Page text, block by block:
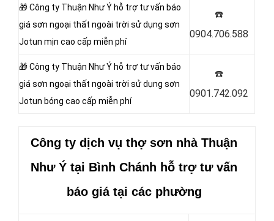
🎁 Công ty Thuận Như Ý hỗ trợ tư vấn báo
giá sơn ngoại thất ngoài trời sử dụng sơn
Jotun mịn cao cấp miễn phí
☎️
0904.706.588
🎁 Công ty Thuận Như Ý hỗ trợ tư vấn báo
giá sơn ngoại thất ngoài trời sử dụng sơn
Jotun bóng cao cấp miễn phí
☎️
0901.742.092
Công ty dịch vụ thợ sơn nhà Thuận
Như Ý tại Bình Chánh hỗ trợ tư vấn
báo giá tại các phường